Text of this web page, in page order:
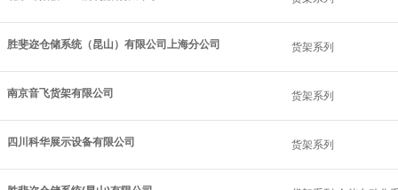
胜斐迩仓储系统（昆山）有限公司上海分公司 货架系列
南京音飞货架有限公司 货架系列
四川科华展示设备有限公司 货架系列